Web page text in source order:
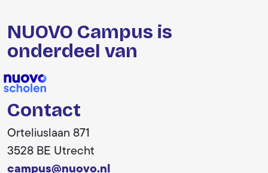
NUOVO Campus is
onderdeel van
Contact
Orteliuslaan 871
3528 BE Utrecht
campus@nuovo.nl